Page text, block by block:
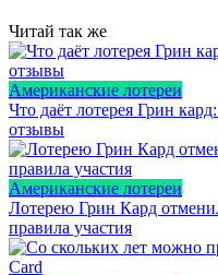
Читай так же
Американские лотереи
Что даёт лотерея Грин
отзывы
Американские лотереи
Лотерею Грин Кард
правила участия